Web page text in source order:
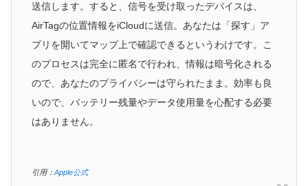
送信します。すると、信号を受け取ったデバイスは、
AirTagの位置情報をiCloudに送信。あなたは「探す」ア
プリを開いてマップ上で確認できるというわけです。こ
のプロセスは完全に匿名で行われ、情報は暗号化される
ので、あなたのプライバシーは守られたまま。効率も良
いので、バッテリー残量やデータ使用量を心配する必要
はありません。
引用： Apple公式